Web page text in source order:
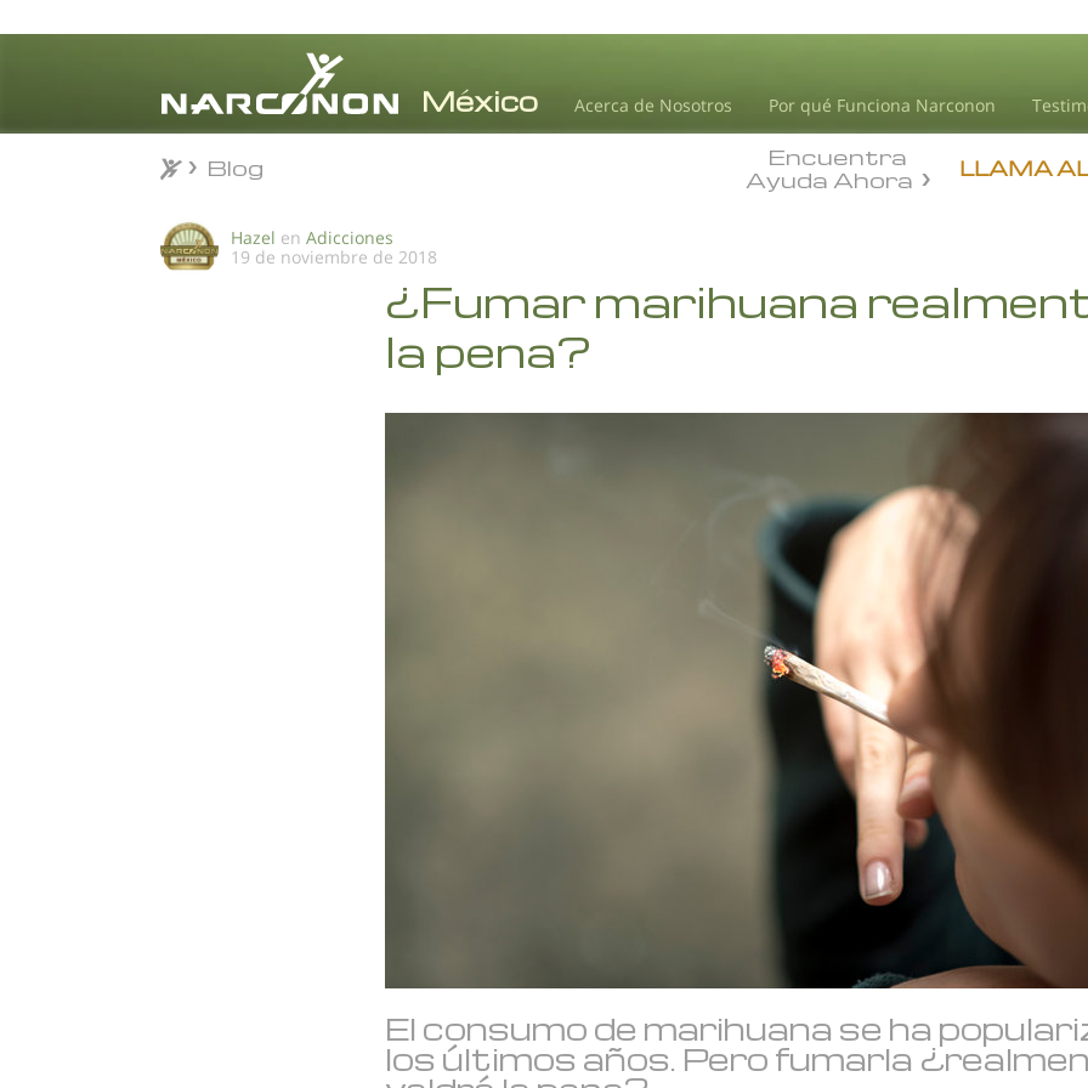
Acerca de Nosotros Por qué Funciona Narconon
LLAMA
Encuentra
Ayuda Ahora
Blog
Hazel en Adicciones
19 de noviembre de 2018
¿Fumar marihuana
la pena?
El consumo de marihuana se ha
los últimos años. Pero fumarla
Blog